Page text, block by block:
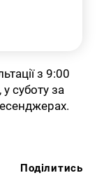
з 9:00
суботу за
Поділитись